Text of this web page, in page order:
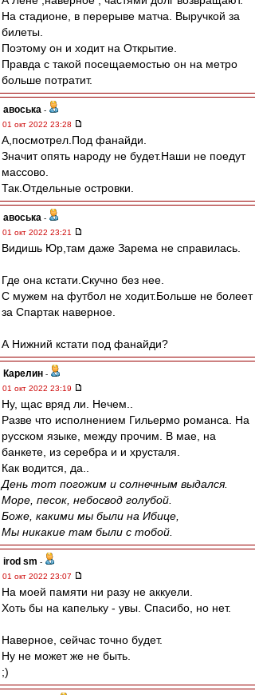
На стадионе, в перерыве матча. Выручкой за
билеты.
Поэтому он и ходит на Открытие.
Правда с такой посещаемостью он на метро
больше потратит.
авоська -
01 окт 2022 23:28
А,посмотрел.Под фанайди.
Значит опять народу не будет.Наши не поедут
массово.
Так.Отдельные островки.
авоська -
01 окт 2022 23:21
Видишь Юр,там даже Зарема не справилась.
Где она кстати.Скучно без нее.
С мужем на футбол не ходит.Больше не болеет
за Спартак наверное.
А Нижний кстати под фанайди?
Карелин -
01 окт 2022 23:19
Ну, щас вряд ли. Нечем..
Разве что исполнением Гильермо романса. На
русском языке, между прочим. В мае, на
банкете, из серебра и и хрусталя.
Как водится, да..
День тот погожим и солнечным выдался.
Море, песок, небосвод голубой.
Боже, какими мы были на Ибице,
Мы никакие там были с тобой.
irod sm -
01 окт 2022 23:07
На моей памяти ни разу не аккуели.
Хоть бы на капельку - увы. Спасибо, но нет.
Наверное, сейчас точно будет.
Ну не может же не быть.
;)